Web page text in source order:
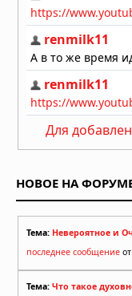
Для
НОВОЕ НА
Тема: Невероятное и
последнее сообщение от
Тема: Что такое